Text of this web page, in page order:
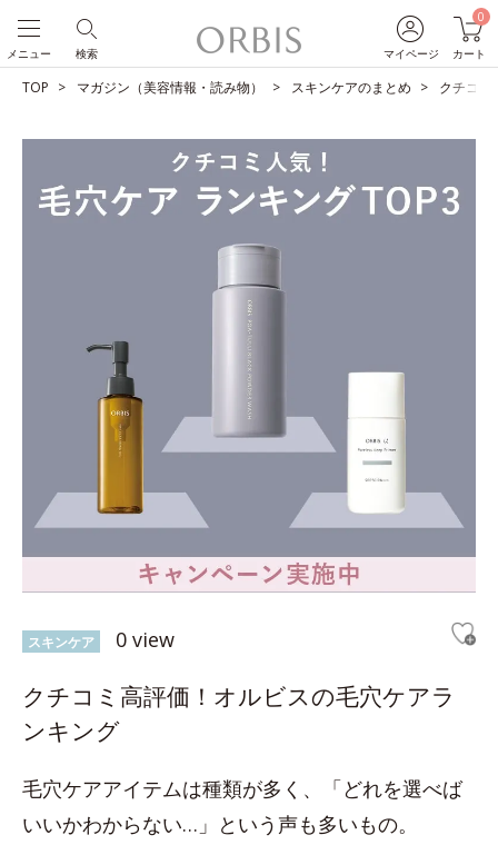
マイページ
0
カート
検索
メニュー
TOP マガジン（美容情報・読み物） スキンケアのまとめ クチコミ
スキンケア 0 view
クチコミ高評価！オルビスの毛穴ケアラ
ンキング
毛穴ケアアイテムは種類が多く、「どれを選べば
いいかわからない…」という声も多いもの。